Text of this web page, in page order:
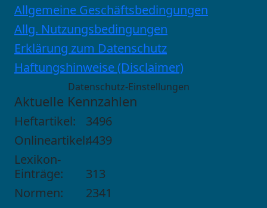
Allgemeine Geschäftsbedingungen
Allg. Nutzungsbedingungen
Erklärung zum Datenschutz
Haftungshinweise (Disclaimer)
Datenschutz-Einstellungen
Aktuelle Kennzahlen
Heftartikel:
3496
Onlineartikel:4439
Lexikon-
Einträge:
313
Normen:
2341